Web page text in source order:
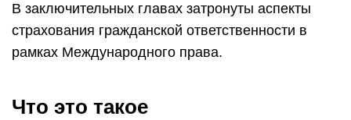
В заключительных главах затронуты аспекты
страхования гражданской ответственности в
рамках Международного права.
Что это такое